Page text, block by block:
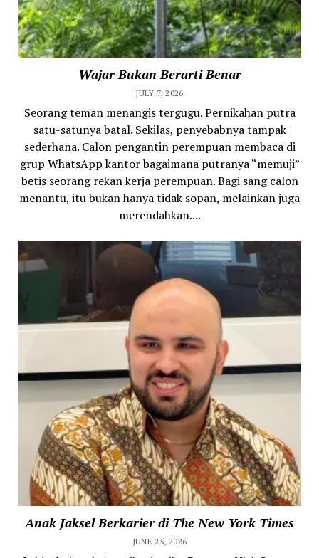
Wajar Bukan Berarti Benar
JULY 7, 2026
Seorang teman menangis tergugu. Pernikahan putra
satu-satunya batal. Sekilas, penyebabnya tampak
sederhana. Calon pengantin perempuan membaca di
grup WhatsApp kantor bagaimana putranya “memuji”
betis seorang rekan kerja perempuan. Bagi sang calon
menantu, itu bukan hanya tidak sopan, melainkan juga
merendahkan....
Anak Jaksel Berkarier di The New York Times
JUNE 25, 2026